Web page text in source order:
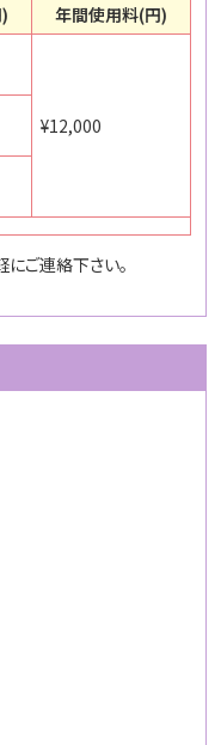
年間使用料(円)
¥12,000
ご連絡下さい。